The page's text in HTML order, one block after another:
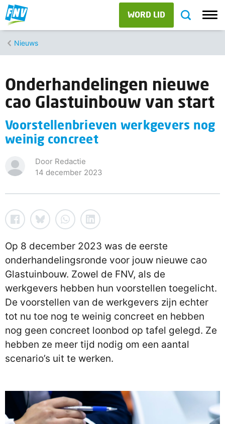
WORD LID
Nieuws
Onderhandelingen nieuwe
cao Glastuinbouw van start
Voorstellenbrieven werkgevers nog
weinig concreet
Door Redactie
14 december 2023
Op 8 december 2023 was de eerste
onderhandelingsronde voor jouw nieuwe cao
Glastuinbouw. Zowel de FNV, als de
werkgevers hebben hun voorstellen toegelicht.
De voorstellen van de werkgevers zijn echter
tot nu toe nog te weinig concreet en hebben
nog geen concreet loonbod op tafel gelegd. Ze
hebben ze meer tijd nodig om een aantal
scenario’s uit te werken.